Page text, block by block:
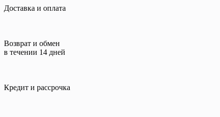
Доставка и оплата
Возврат и обмен
в течении 14 дней
Кредит и рассрочка